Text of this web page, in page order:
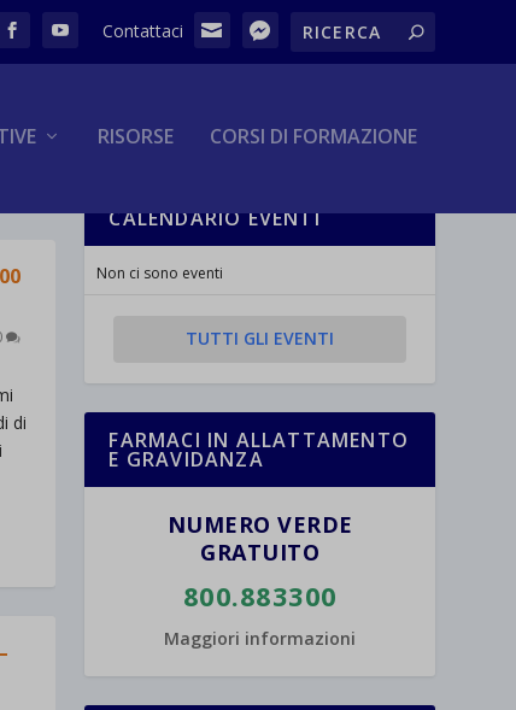
RISORSE CORSI DI FORMAZIONE
di
CALENDARIO EVENTI
Non ci sono eventi
TUTTI GLI EVENTI
FARMACI IN ALLATTAMENTO
E GRAVIDANZA
NUMERO VERDE
GRATUITO
800.883300
Maggiori informazioni